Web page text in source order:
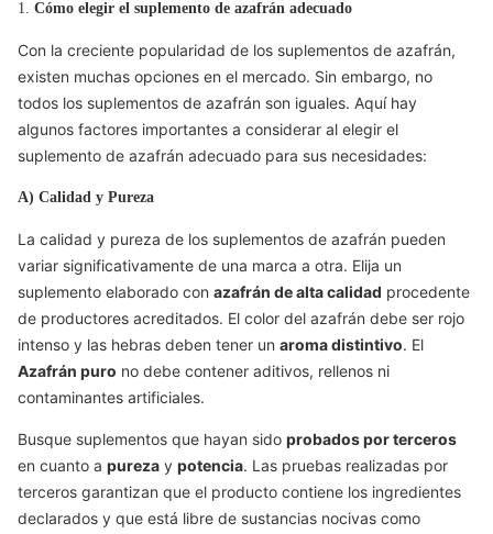
1. Cómo elegir el suplemento de azafrán adecuado
Con la creciente popularidad de los suplementos de azafrán,
existen muchas opciones en el mercado. Sin embargo, no
todos los suplementos de azafrán son iguales. Aquí hay
algunos factores importantes a considerar al elegir el
suplemento de azafrán adecuado para sus necesidades:
A) Calidad y Pureza
La calidad y pureza de los suplementos de azafrán pueden
variar significativamente de una marca a otra. Elija un
suplemento elaborado con azafrán de alta calidad procedente
de productores acreditados. El color del azafrán debe ser rojo
intenso y las hebras deben tener un aroma distintivo. El
Azafrán puro no debe contener aditivos, rellenos ni
contaminantes artificiales.
Busque suplementos que hayan sido probados por terceros
en cuanto a pureza y potencia. Las pruebas realizadas por
terceros garantizan que el producto contiene los ingredientes
declarados y que está libre de sustancias nocivas como